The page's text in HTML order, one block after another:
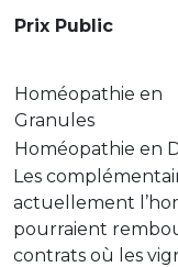
Prix Public
Homéopathie en
Granules
Homéopathie en
Les
actuellement
pourraient
contrats où les